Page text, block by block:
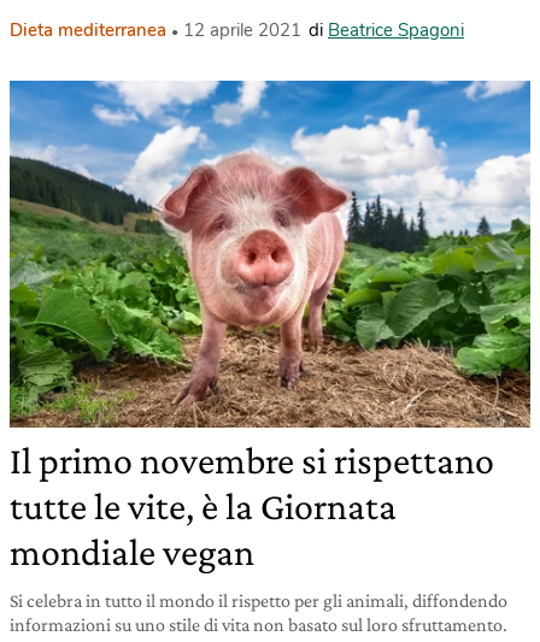
Dieta mediterranea 12 aprile 2021 di Beatrice Spagoni
Il primo novembre si rispettano
tutte le vite, è la Giornata
mondiale vegan
Si celebra in tutto il mondo il rispetto per gli animali, diffondendo
informazioni su uno stile di vita non basato sul loro sfruttamento.